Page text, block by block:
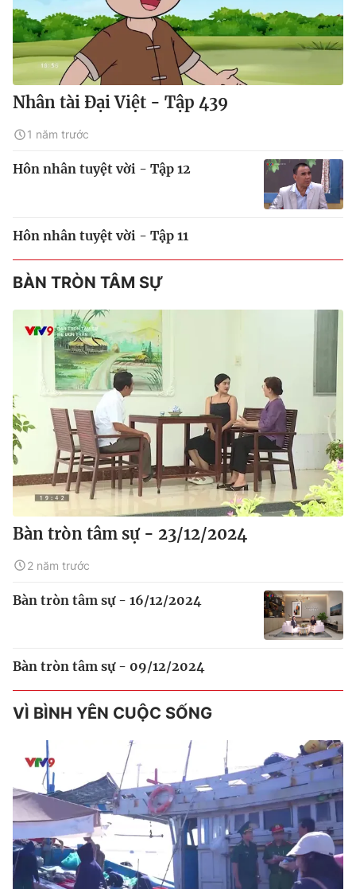
Nhân tài Đại Việt - Tập 439
1 năm trước
Hôn nhân tuyệt vời - Tập 12
Hôn nhân tuyệt vời - Tập 11
BÀN TRÒN TÂM SỰ
Bàn tròn tâm sự - 23/12/2024
2 năm trước
Bàn tròn tâm sự - 16/12/2024
Bàn tròn tâm sự - 09/12/2024
VÌ BÌNH YÊN CUỘC SỐNG